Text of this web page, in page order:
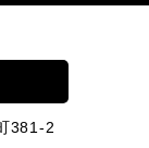
381-2